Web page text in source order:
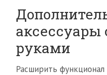
аксессуары
руками
Расширить